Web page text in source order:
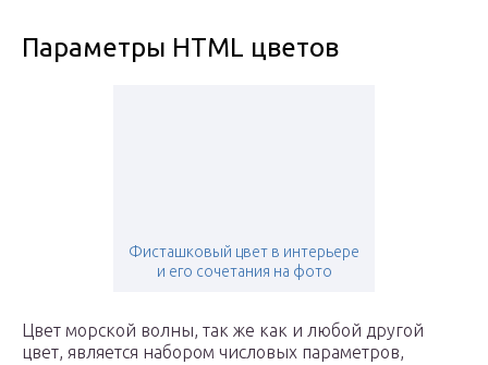
Параметры HTML цветов
Фисташковый цвет в интерьере
и его сочетания на фото
Цвет морской волны, так же как и любой другой
цвет, является набором числовых параметров,